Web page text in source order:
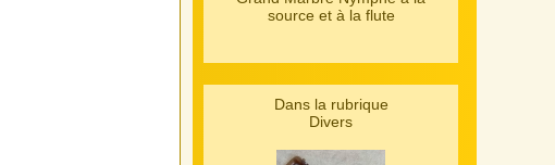
source et à la flute
Dans la rubrique
Divers